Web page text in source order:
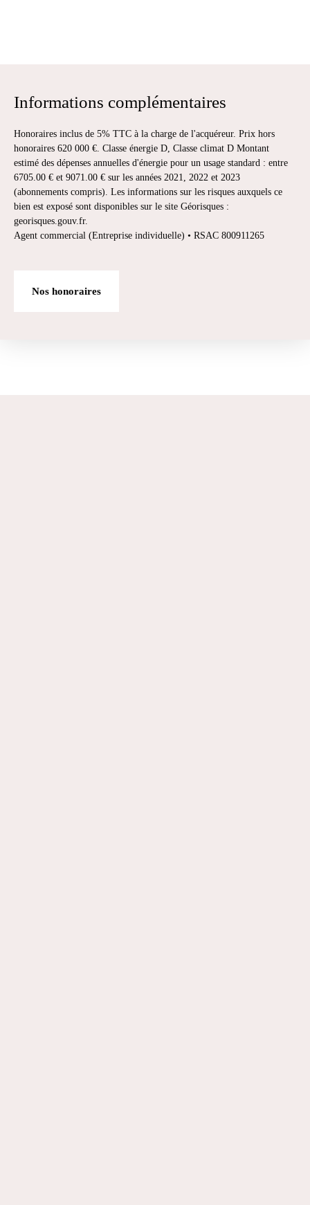
Informations complémentaires
Honoraires inclus de 5% TTC à la charge de l'acquéreur. Prix hors
honoraires 620 000 €. Classe énergie D, Classe climat D Montant
estimé des dépenses annuelles d'énergie pour un usage standard : entre
6705.00 € et 9071.00 € sur les années 2021, 2022 et 2023
(abonnements compris). Les informations sur les risques auxquels ce
bien est exposé sont disponibles sur le site Géorisques :
georisques.gouv.fr.
Agent commercial (Entreprise individuelle) • RSAC 800911265
Nos honoraires